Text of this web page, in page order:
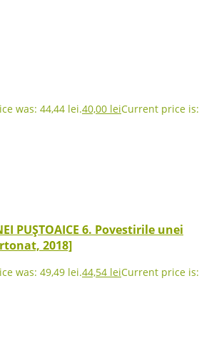
was: 44,44 lei.40,00 leiCurrent price is:
PUȘTOAICE 6. Povestirile unei
2018]
was: 49,49 lei.44,54 leiCurrent price is: